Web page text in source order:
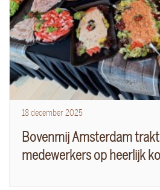
18 december 2025
Bovenmij Amsterdam
medewerkers op heerlijk